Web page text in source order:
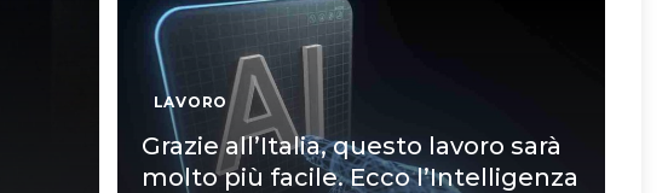
LAVORO
Grazie all’Italia, questo lavoro sarà
molto più facile. Ecco l’Intelligenza